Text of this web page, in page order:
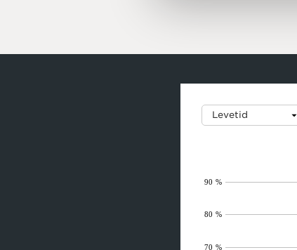
80 %
70 %
90 %